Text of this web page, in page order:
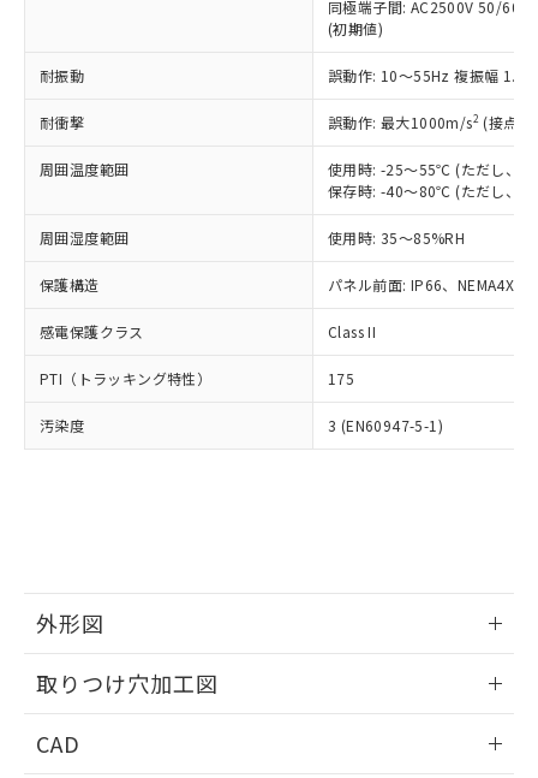
同極端子間: AC2500V 50/
(初期値)
耐振動 誤動作: 10～55Hz 複振幅
耐衝撃 誤動作: 最大1000m/s2 (接点
周囲温度範囲
使用時: -25～55℃ (ただし、氷
保存時: -40～80℃ (ただし、氷
周囲湿度範囲 使用時: 35～85%RH
保護構造 パネル前面: IP66、NEMA4X,
感電保護クラス Class II
PTI（トラッキング特性） 175
汚染度 3 (EN60947-5-1)
外形図
取りつけ穴加工図
CAD
正式な納期状況および標準価格はお客
様のお取引先、またはお客様担当のオ
ムロン制御機器販売店・当社販売員に
オムロン制御機器販売店や当社販売拠
販売ネットワーク
」をご確認
在庫状況および標準価格結果を当社の
事前の承諾なく第三者に漏洩または開
マイパーツ機能（部品リスト作成サー
ビス）をご利用いただくには、I-Web
メンバーズにご登録されている必要が
あります。
お客様が当ウェブサイト上で当社にご
登録された部品リストについて、当社
および当社の共同利用者が、当社の製
用者の範囲」に記載されている法人を
(PBDE) 1000ppm以下、フタル酸ビス(2-エチルヘキシ
ル) (DEHP)(別名：DOP) 1000ppm以下、フタル酸ブチ
ルベンジル（BBP） 1000ppm以下、フタル酸ジブチル
（DBP） 1000ppm以下、フタル酸ジイソブチル
但し、RoHS指令で産業用監視および制御機器に対する
フタル酸エステル類の４物質については閾値を超える意
図的な使用がないことを確認しています。
※2 対応予定月
部品在庫の切り替え状況などにより、予定
月が前後することがあります。
※3 非含有証明書ダウンロード
※本証明書は発行日時点で非含有を証明す
るもので、過去に遡って非含有を証明する
ものではありません。
物質の対応では、対応完了までの期間は出
荷製品に未対応品が混在することから備考
Cr(Ⅵ)(六価クロム) : 1000ppm、 PBBs(ポリ臭化ビフェ
ニル類) : 1000ppm、 PBDEs(ポリ臭化ジフェニルエーテ
イソブチル) : 1000ppm、 BBP(フタル酸ブチルベンジ
DEHP(フタル酸ビス(2-エチルヘキシル)) : 1000ppm
※2 環境保護使用期限
「ｅ」：有害物質（10物質）のすべてが基
準値以下であることを示します。
「10」：通常の使用状況下において有害物
質が外部に漏えいし、環境に深刻な影響を
及ぼさない年数を意味します。
「－」：未確認です。当社販売部門へお問
い合わせください。
当社は規制貨物を破棄する場合は、完
いよう必要な手段を講じます。
当社は貴社製品を、核兵器、ミサイ
ル、化学兵器、生物兵器またはその他
武器並びにこれらの製造装置等に一切
当社は、貴社製品を第三者に販売する
場合は、上記1、2および3の内容を当
該第三者に通知します。また当社は、
販売先および販売に係わる関係者が違
法に輸出するおそれがある場合は、取
り引きをいたしません。
一定数以上の在庫あり
一定数には満たないが在庫あり
在庫なし(最新の在庫状況につ
いては、お客様のお取引先、ま
たはお客様担当のオムロン制御
機器販売店・当社販売員にご確
白
受注生産機種、また在庫状況の
情報を公開していない機種